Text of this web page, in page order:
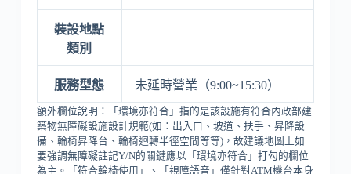
裝設地點
類別
服務型態 未延時營業（9:00~15:30）
額外欄位說明：「環境亦符合」指的是該設施有符合內政部建
築物無障礙設施設計規範(如：出入口、坡道、扶手、昇降設
備、輪椅昇降台、輪椅迴轉半徑空間等等)，故建議地圖上如
要強調無障礙註記Y/N的關鍵應以「環境亦符合」打勾的欄位
為主。「符合輪椅使用」、「視障語音」僅針對ATM機台本身